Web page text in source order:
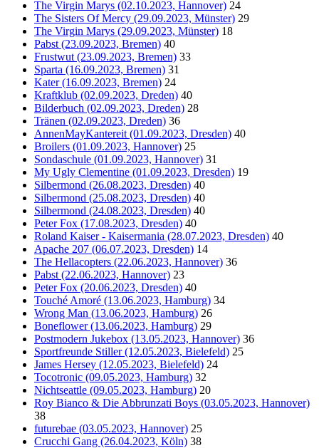
The Virgin Marys (02.10.2023, Hannover) 24
The Sisters Of Mercy (29.09.2023, Münster) 29
The Virgin Marys (29.09.2023, Münster) 18
Pabst (23.09.2023, Bremen) 40
Frustwut (23.09.2023, Bremen) 33
Sparta (16.09.2023, Bremen) 31
Kater (16.09.2023, Bremen) 24
Kraftklub (02.09.2023, Dreden) 40
Bilderbuch (02.09.2023, Dreden) 28
Tränen (02.09.2023, Dreden) 36
AnnenMayKantereit (01.09.2023, Dresden) 40
Broilers (01.09.2023, Hannover) 25
Sondaschule (01.09.2023, Hannover) 31
My Ugly Clementine (01.09.2023, Dresden) 19
Silbermond (26.08.2023, Dresden) 40
Silbermond (25.08.2023, Dresden) 40
Silbermond (24.08.2023, Dresden) 40
Peter Fox (17.08.2023, Dresden) 40
Roland Kaiser - Kaisermania (28.07.2023, Dresden) 40
Apache 207 (06.07.2023, Dresden) 14
The Hellacopters (22.06.2023, Hannover) 36
Pabst (22.06.2023, Hannover) 23
Peter Fox (20.06.2023, Dresden) 40
Touché Amoré (13.06.2023, Hamburg) 34
Wrong Man (13.06.2023, Hamburg) 26
Boneflower (13.06.2023, Hamburg) 29
Postmodern Jukebox (13.05.2023, Hannover) 36
Sportfreunde Stiller (12.05.2023, Bielefeld) 25
James Hersey (12.05.2023, Bielefeld) 24
Tocotronic (09.05.2023, Hamburg) 32
Nichtseattle (09.05.2023, Hamburg) 20
Roy Bianco & Die Abbrunzati Boys (03.05.2023, Hannover)
38
futurebae (03.05.2023, Hannover) 25
Crucchi Gang (26.04.2023, Köln) 38